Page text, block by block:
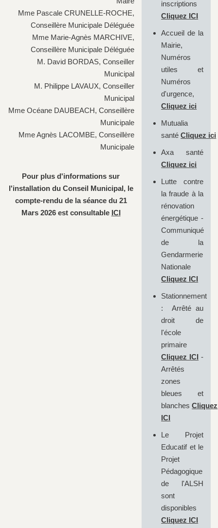
Mme Pascale CRUNELLE-ROCHE,
Conseillère Municipale Déléguée
Mme Marie-Agnès MARCHIVE,
Conseillère Municipale Déléguée
M. David BORDAS, Conseiller
Municipal
M. Philippe LAVAUX, Conseiller
Municipal
Mme Océane DAUBEACH, Conseillère
Municipale
Mme Agnès LACOMBE, Conseillère
Municipale
Pour plus d'informations sur
l'installation du Conseil Municipal, le
compte-rendu de la séance du 21
Mars 2026 est consultable ICI
inscriptions
Cliquez ICI
Accueil de la
Mairie,
Numéros
utiles et
Numéros
d'urgence,
Cliquez ici
Mutualia
santéCliquez ici
Axa santé
Cliquez ici
Lutte contre
la fraude à la
rénovation
énergétique -
Communiqué
de la
Gendarmerie
Nationale
Cliquez ICI
Stationnement
: Arrêté au
droit de
l'école
primaire
Cliquez ICI -
Arrêtés
zones
bleues et
blanchesCliquez
ICI
Le Projet
Educatif et le
Projet
Pédagogique
de l'ALSH
sont
disponibles
Cliquez ICI